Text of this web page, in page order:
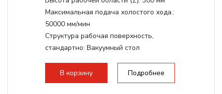
Максимальная подача холостого хода.:
50000 мм/мин
Структура рабочая поверхность,
стандартно: Вакуумный стол
Мощность инвертора:
10500 Вт
Охлаждение шпинделя:Воздушное
В корзину Подробнее